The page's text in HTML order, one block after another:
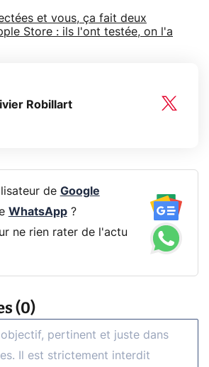
et vous, ça fait deux
Store : ils l'ont testée, on l'a
Robillart
de Google
WhatsApp?
ne rien rater de l'actu
(0)